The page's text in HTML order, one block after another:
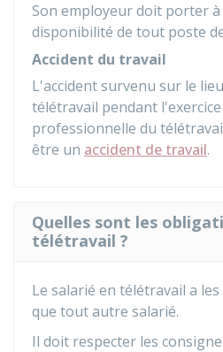
Son employeur doit porter à
disponibilité de tout poste
Accident du travail
L'accident survenu sur le
télétravail pendant
professionnelle du
être un accident de travail.
Quelles sont les
télétravail ?
Le salarié en télétravail a
que tout autre salarié.
Il doit respecter les